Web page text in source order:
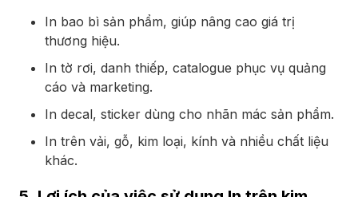
In bao bì sản phẩm, giúp nâng cao giá trị
thương hiệu.
In tờ rơi, danh thiếp, catalogue phục vụ quảng
cáo và marketing.
In decal, sticker dùng cho nhãn mác sản phẩm.
In trên vải, gỗ, kim loại, kính và nhiều chất liệu
khác.